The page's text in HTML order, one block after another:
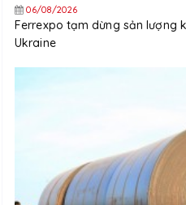
06/08/2026
Ferrexpo tạm dừng sản lượng
Ukraine